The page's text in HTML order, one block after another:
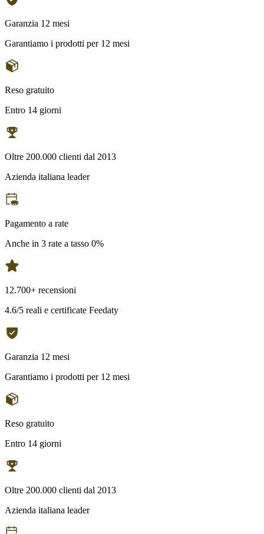
Garanzia 12 mesi
Garantiamo i prodotti per 12 mesi
Reso gratuito
Entro 14 giorni
Oltre 200.000 clienti dal 2013
Azienda italiana leader
Pagamento a rate
Anche in 3 rate a tasso 0%
12.700+ recensioni
4.6/5 reali e certificate Feedaty
Garanzia 12 mesi
Garantiamo i prodotti per 12 mesi
Reso gratuito
Entro 14 giorni
Oltre 200.000 clienti dal 2013
Azienda italiana leader